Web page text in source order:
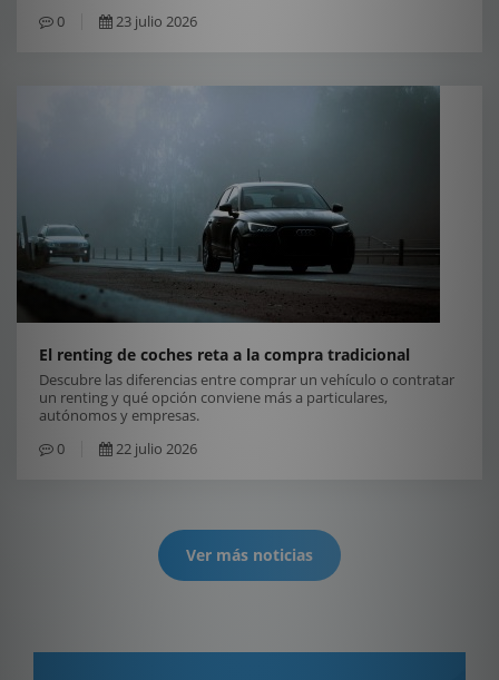
0
23 julio 2026
El renting de coches reta a la compra tradicional
Descubre las diferencias entre comprar un vehículo o contratar
un renting y qué opción conviene más a particulares,
autónomos y empresas.
0
22 julio 2026
Ver más noticias